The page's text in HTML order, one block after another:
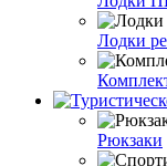
Лодки
Рюкзаки